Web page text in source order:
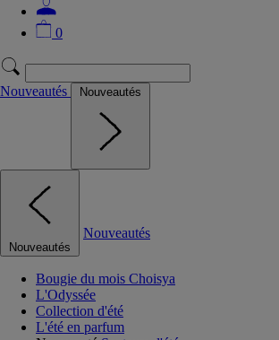
0
Nouveautés Nouveautés
Nouveautés
Nouveautés
Bougie du mois Choisya
L'Odyssée
Collection d'été
L'été en parfum